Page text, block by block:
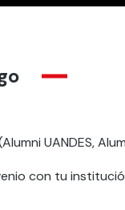
UANDES,
con tu